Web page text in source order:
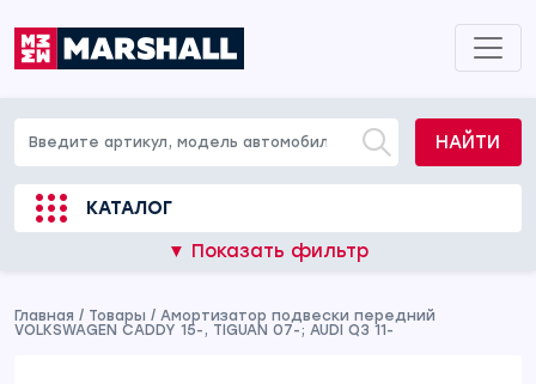
НАЙТИ
КАТАЛОГ
▼ Показать фильтр
Главная / Товары / Амортизатор подвески передний
VOLKSWAGEN CADDY 15-, TIGUAN 07-; AUDI Q3 11-